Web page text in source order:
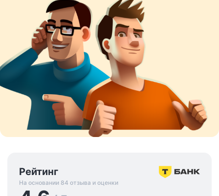
Рейтинг
На основании 84 отзыва и оценки